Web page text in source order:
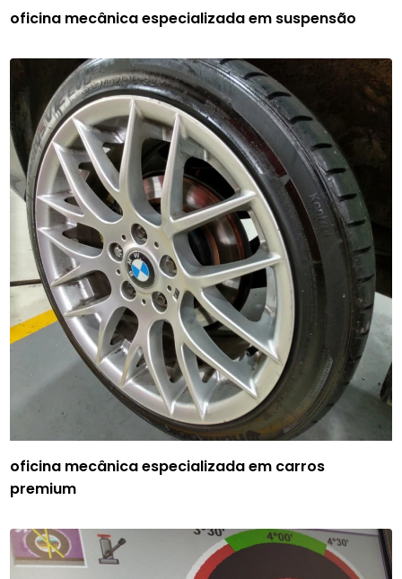
oficina mecânica especializada em suspensão
oficina mecânica especializada em carros
premium